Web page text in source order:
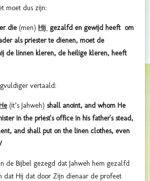
moet dus zijn:
die (men) Hij gezalfd en gewijd heeft om
als priester te dienen, moet de
de linnen kleren, de heilige kleren, heeft
vertaald:
He (it’s Jahweh) shall anoint, and whom He
in the priest's office in his father's stead,
and shall put on the linen clothes, even
de Bijbel gezegd dat Jahweh hem gezalfd
dat Hij dat door Zijn dienaar de profeet